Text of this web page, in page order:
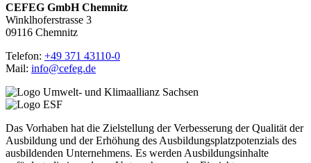
CEFEG GmbH Chemnitz
Winklhoferstrasse 3
09116 Chemnitz
Telefon: +49 371 43110-0
Mail: info@cefeg.de
Das Vorhaben hat die Zielstellung der Verbesserung der Qualität der
Ausbildung und der Erhöhung des Ausbildungsplatzpotenzials des
ausbildenden Unternehmens. Es werden Ausbildungsinhalte